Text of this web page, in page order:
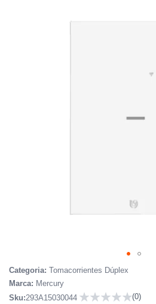
Skip
to
Categoria: Tomacorrientes Dúplex
Marca: Mercury
Sku:293A15030044
(0)